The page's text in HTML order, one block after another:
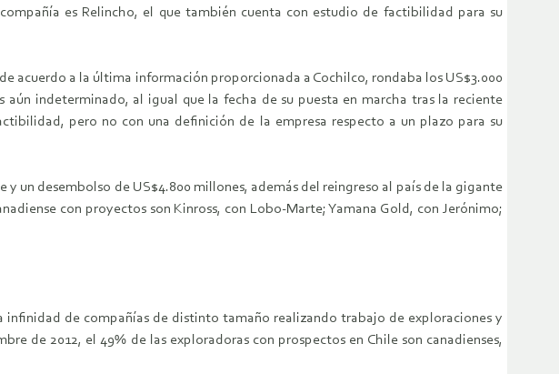
es Relincho, el que también cuenta con estudio de factibilidad para su
acuerdo a la última información proporcionada a Cochilco, rondaba los US$3.000
indeterminado, al igual que la fecha de su puesta en marcha tras la reciente
pero no con una definición de la empresa respecto a un plazo para su
y un desembolso de US$4.800 millones, además del reingreso al país de la gigante
con proyectos son Kinross, con Lobo-Marte; Yamana Gold, con Jerónimo;
infinidad de compañías de distinto tamaño realizando trabajo de exploraciones y
de 2012, el 49% de las exploradoras con prospectos en Chile son canadienses,